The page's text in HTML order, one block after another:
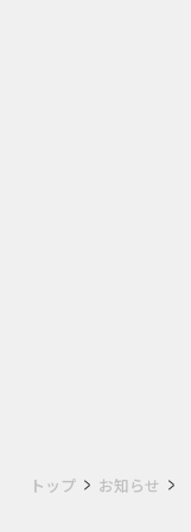
トップ お知らせ